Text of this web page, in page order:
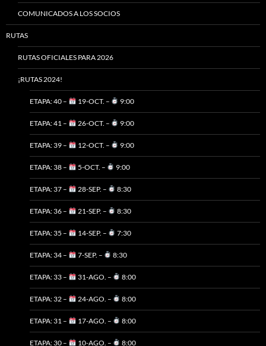
COMUNICADOS A LOS SOCIOS
RUTAS
RUTAS OFICIALES PARA 2026
¡RUTAS 2024!
ETAPA: 40 – 19-OCT. – 9:00
ETAPA: 41 – 26-OCT. – 9:00
ETAPA: 39 – 12-OCT. – 9:00
ETAPA: 38 – 5-OCT. – 9:00
ETAPA: 37 – 28-SEP. – 8:30
ETAPA: 36 – 21-SEP. – 8:30
ETAPA: 35 – 14-SEP. – 7:30
ETAPA: 34 – 7-SEP. – 8:30
ETAPA: 33 – 31-AGO. – 8:00
ETAPA: 32 – 24-AGO. – 8:00
ETAPA: 31 – 17-AGO. – 8:00
ETAPA: 30 – 10-AGO. – 8:00